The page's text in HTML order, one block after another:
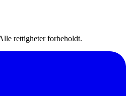
rettigheter forbeholdt.